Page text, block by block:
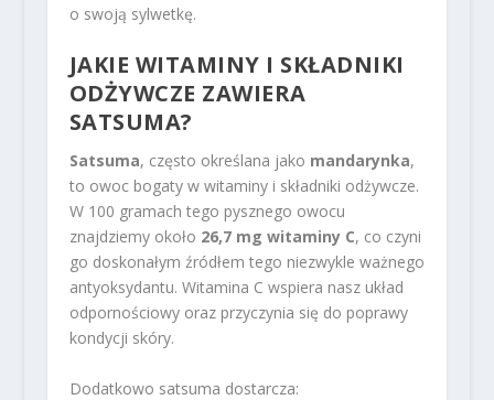
o swoją sylwetkę.
JAKIE WITAMINY I SKŁADNIKI
ODŻYWCZE ZAWIERA
SATSUMA?
Satsuma, często określana jako mandarynka,
to owoc bogaty w witaminy i składniki odżywcze.
W 100 gramach tego pysznego owocu
znajdziemy około 26,7 mg witaminy C, co czyni
go doskonałym źródłem tego niezwykle ważnego
antyoksydantu. Witamina C wspiera nasz układ
odpornościowy oraz przyczynia się do poprawy
kondycji skóry.
Dodatkowo satsuma dostarcza: